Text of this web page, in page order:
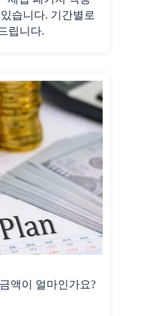
습니다. 기간별로
립니다.
액이 얼마인가요?